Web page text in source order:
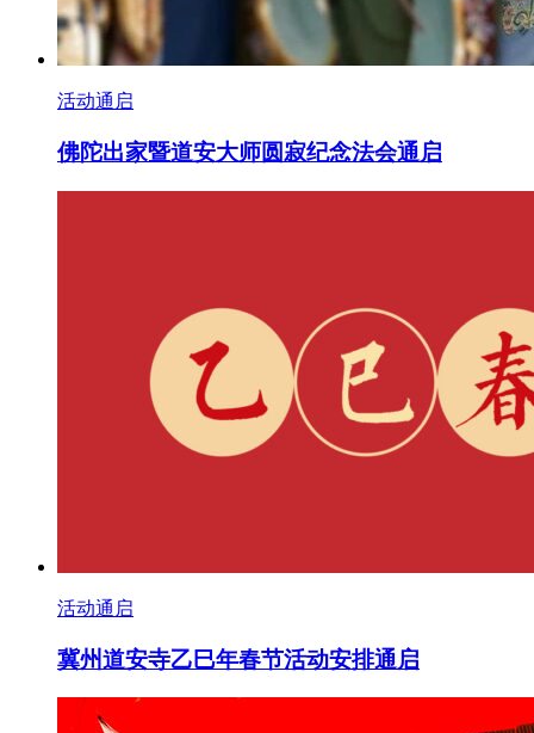
活动通启
佛陀出家暨道安大师圆寂纪念法会通启
活动通启
冀州道安寺乙巳年春节活动安排通启